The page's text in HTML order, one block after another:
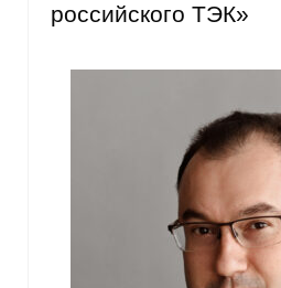
российского ТЭК»